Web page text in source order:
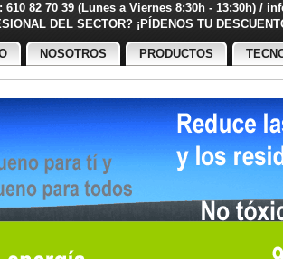
610 82 70 39 (Lunes a Viernes 8:30h - 13:30h) /
DEL SECTOR? ¡PÍDENOS TU
NOSOTROS PRODUCTOS